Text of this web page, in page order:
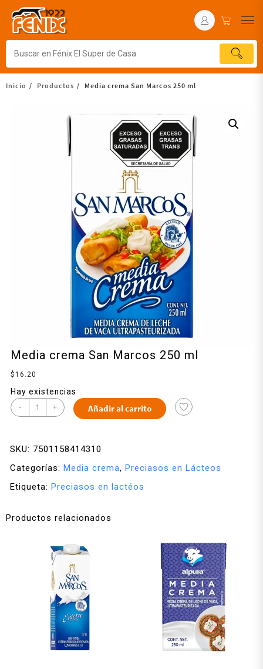
Inicio Productos Media crema San Marcos 250 ml
Media crema San Marcos 250 ml
$ 16.20
Hay existencias
- + Añadir al carrito
SKU: 7501158414310
Categorías: Media crema, Preciasos en Lácteos
Etiqueta: Preciasos en lactéos
Productos relacionados